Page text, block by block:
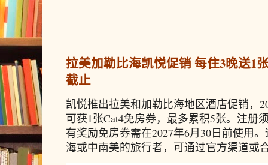
拉美加勒比海凯悦促销 每住3晚送1
截止
凯悦推出拉美和加勒比海地区酒店促销，
可获1张Cat4免房券，最多累积5张。注册
有奖励免房券需在2027年6月30日前使用
海或中南美的旅行者，可通过官方渠道或